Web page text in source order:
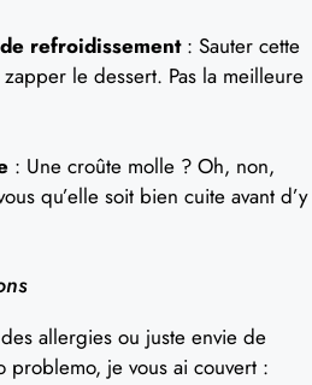
refroidissement: Sauter cette
zapper le dessert. Pas la meilleure
: Une croûte molle ? Oh, non,
qu’elle soit bien cuite avant d’y
allergies ou juste envie de
je vous ai couvert :